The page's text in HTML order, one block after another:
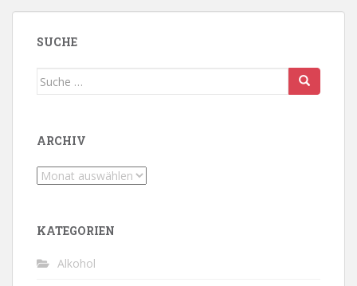
SUCHE
Suche
ARCHIV
Archiv
KATEGORIEN
Alkohol